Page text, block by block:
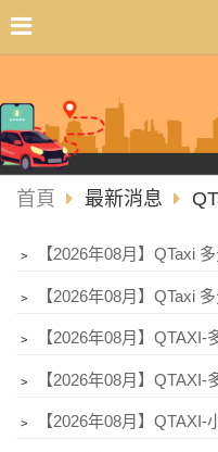
首頁 最新消息
﹥ 【2026年08月】QTaxi 多
﹥ 【2026年08月】QTaxi 多元
﹥ 【2026年08月】
﹥ 【2026年08月】
﹥ 【2026年08月】